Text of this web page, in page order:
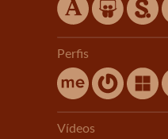
Perfis
Vídeos